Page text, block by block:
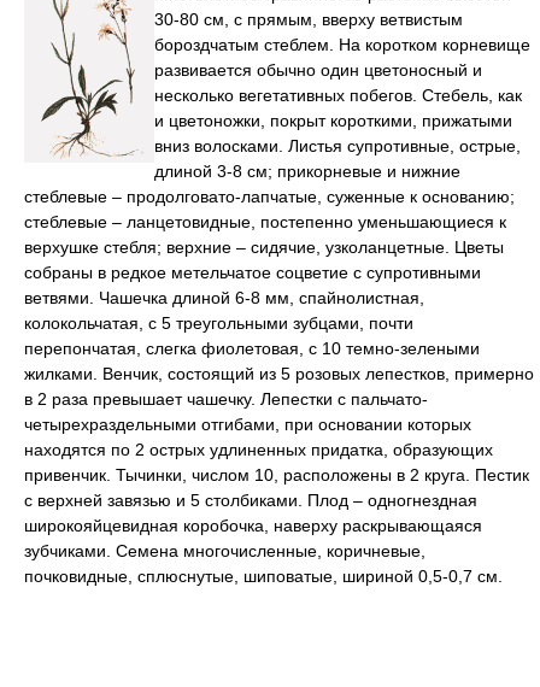
30-80 см, с прямым, вверху ветвистым
бороздчатым стеблем. На коротком корневище
развивается обычно один цветоносный и
несколько вегетативных побегов. Стебель, как
и цветоножки, покрыт короткими, прижатыми
вниз волосками. Листья супротивные, острые,
длиной 3-8 см; прикорневые и нижние
стеблевые – продолговато-лапчатые, суженные к основанию;
стеблевые – ланцетовидные, постепенно уменьшающиеся к
верхушке стебля; верхние – сидячие, узколанцетные. Цветы
собраны в редкое метельчатое соцветие с супротивными
ветвями. Чашечка длиной 6-8 мм, спайнолистная,
колокольчатая, с 5 треугольными зубцами, почти
перепончатая, слегка фиолетовая, с 10 темно-зелеными
жилками. Венчик, состоящий из 5 розовых лепестков, примерно
в 2 раза превышает чашечку. Лепестки с пальчато-
четырехраздельными отгибами, при основании которых
находятся по 2 острых удлиненных придатка, образующих
привенчик. Тычинки, числом 10, расположены в 2 круга. Пестик
с верхней завязью и 5 столбиками. Плод – одногнездная
широкояйцевидная коробочка, наверху раскрывающаяся
зубчиками. Семена многочисленные, коричневые,
почковидные, сплюснутые, шиповатые, шириной 0,5-0,7 см.